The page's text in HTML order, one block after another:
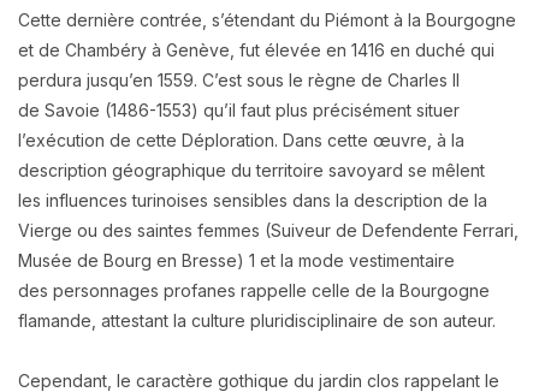
Cette dernière contrée, s’étendant du Piémont à la Bourgogne
et de Chambéry à Genève, fut élevée en 1416 en duché qui
perdura jusqu’en 1559. C’est sous le règne de Charles II
de Savoie (1486-1553) qu’il faut plus précisément situer
l’exécution de cette Déploration. Dans cette œuvre, à la
description géographique du territoire savoyard se mêlent
les influences turinoises sensibles dans la description de la
Vierge ou des saintes femmes (Suiveur de Defendente Ferrari,
Musée de Bourg en Bresse) 1 et la mode vestimentaire
des personnages profanes rappelle celle de la Bourgogne
flamande, attestant la culture pluridisciplinaire de son auteur.
Cependant, le caractère gothique du jardin clos rappelant le